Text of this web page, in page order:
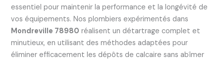
essentiel pour maintenir la performance et la longévité de
vos équipements. Nos plombiers expérimentés dans
Mondreville 78980 réalisent un détartrage complet et
minutieux, en utilisant des méthodes adaptées pour
éliminer efficacement les dépôts de calcaire sans abîmer